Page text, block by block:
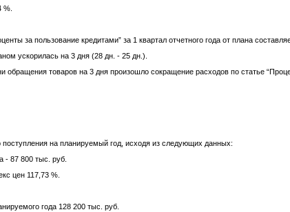
%.
за пользование кредитами” за 1 квартал отчетного года от плана
ускорилась на 3 дня (28 дн. - 25 дн.).
товаров на 3 дня произошло сокращение расходов по статье
на планируемый год, исходя из следующих данных:
- 87 800 тыс. руб.
цен 117,73 %.
года 128 200 тыс. руб.